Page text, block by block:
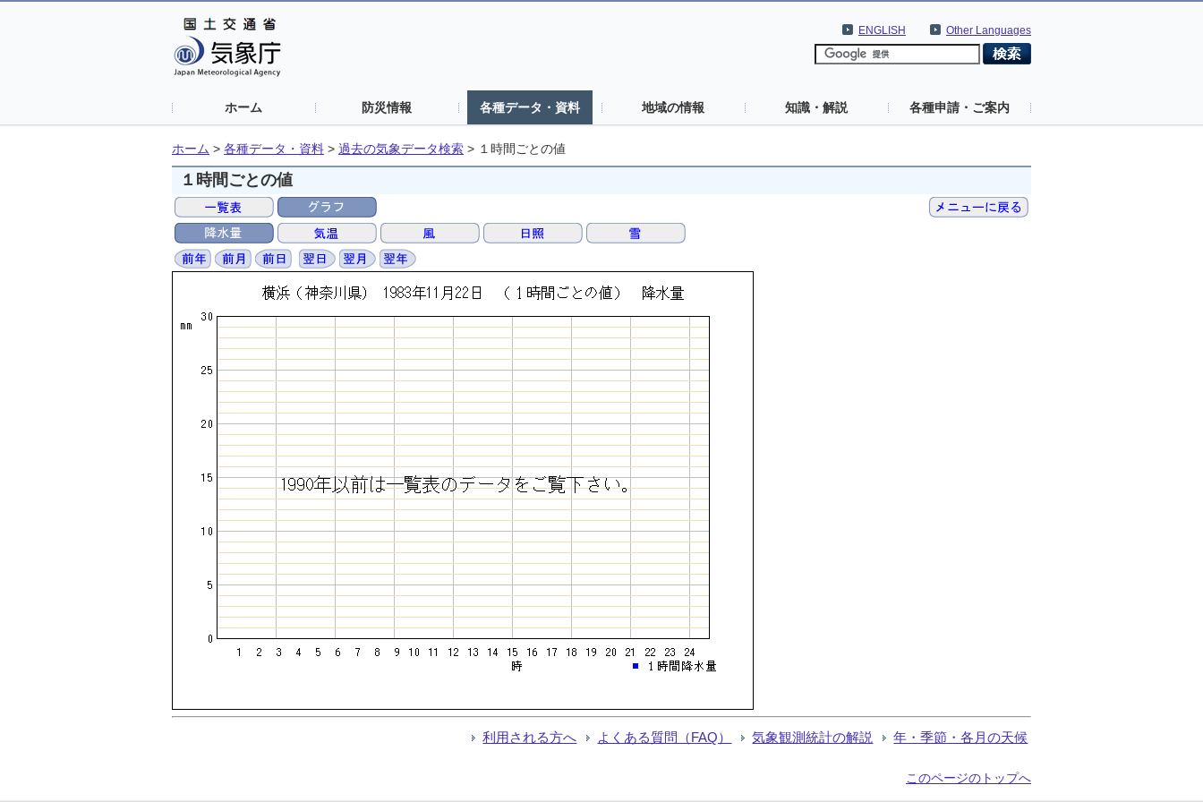
Other Languages
ENGLISH
ホーム 防災情報 各種データ・資料 地域の情報 知識・解説 各種申請・ご案内
ホーム > 各種データ・資料 > 過去の気象データ検索 > １時間ごとの値
１時間ごとの値
利用される方へ よくある質問（FAQ） 気象観測統計の解説 年・季節・各月の天候
このページのトップへ